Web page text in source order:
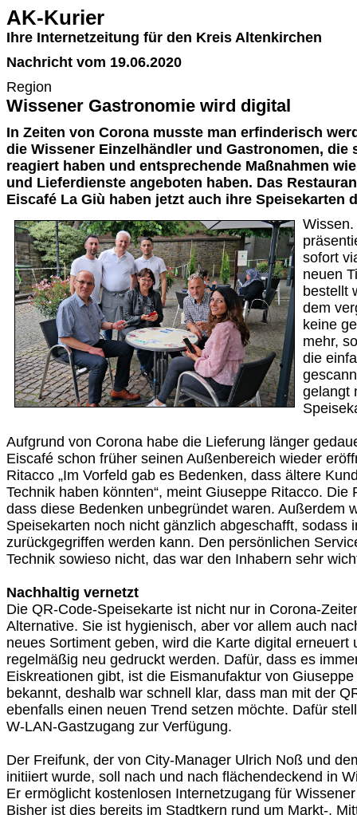
AK-Kurier
Ihre Internetzeitung für den Kreis Altenkirchen
Nachricht vom 19.06.2020
Region
Wissener Gastronomie wird digital
In Zeiten von Corona musste man erfinderisch
die Wissener Einzelhändler und Gastronomen, die
reagiert haben und entsprechende Maßnahmen
und Lieferdienste angeboten haben. Das
Eiscafé La Giù haben jetzt auch ihre Speisekarten
sofort
neuen
bestellt
dem
keine
mehr,
die
gelangt
Aufgrund von Corona habe die Lieferung länger
Eiscafé schon früher seinen Außenbereich wieder
Ritacco „Im Vorfeld gab es Bedenken, dass ältere
Technik haben könnten“, meint Giuseppe Ritacco. Die
dass diese Bedenken unbegründet waren. Außerdem
Speisekarten noch nicht gänzlich abgeschafft, sodass
zurückgegriffen werden kann. Den persönlichen
Technik sowieso nicht, das war den Inhabern sehr
Nachhaltig vernetzt
Die QR-Code-Speisekarte ist nicht nur in Corona-
Alternative. Sie ist hygienisch, aber vor allem auch
neues Sortiment geben, wird die Karte digital erneuert
regelmäßig neu gedruckt werden. Dafür, dass es
Eiskreationen gibt, ist die Eismanufaktur von
bekannt, deshalb war schnell klar, dass man mit der
ebenfalls einen neuen Trend setzen möchte. Dafür
W-LAN-Gastzugang zur Verfügung.
Der Freifunk, der von City-Manager Ulrich Noß und
initiiert wurde, soll nach und nach flächendeckend in
Er ermöglicht kostenlosen Internetzugang für
Bisher ist dies bereits im Stadtkern rund um Markt-,